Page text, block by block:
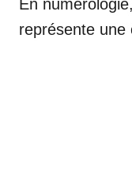
En
représente une